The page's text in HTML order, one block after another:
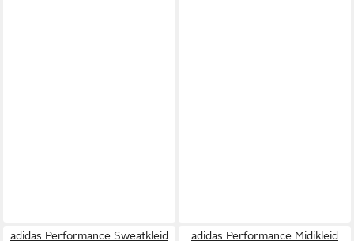
adidas Performance Sweatkleid
adidas Performance Midikleid